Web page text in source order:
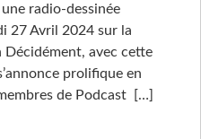
radio-dessinée
27 Avril 2024 sur la
avec cette
prolifique en
de Podcast
[…]